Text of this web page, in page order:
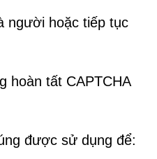
người hoặc tiếp tục
hoàn tất CAPTCHA
được sử dụng để: